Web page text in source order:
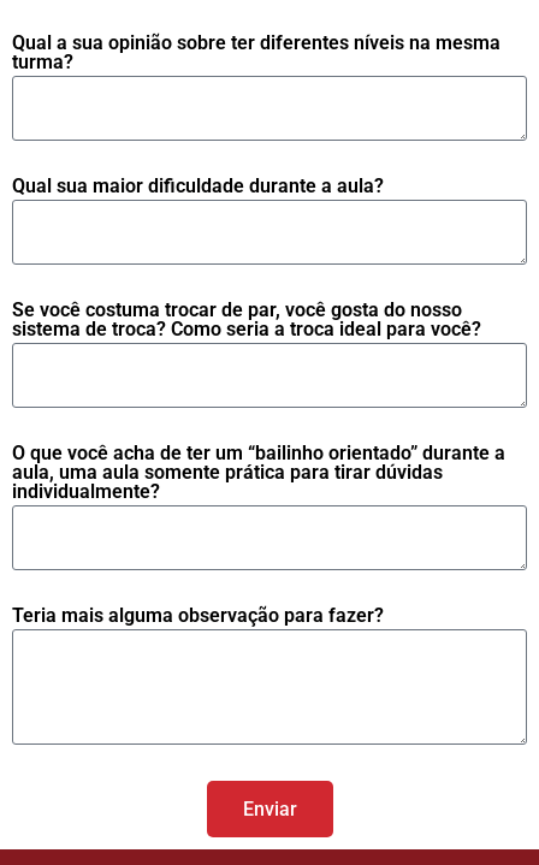
Qual a sua opinião sobre ter diferentes níveis na mesma
turma?
Qual sua maior dificuldade durante a aula?
Se você costuma trocar de par, você gosta do nosso
sistema de troca? Como seria a troca ideal para você?
O que você acha de ter um “bailinho orientado” durante a
aula, uma aula somente prática para tirar dúvidas
individualmente?
Teria mais alguma observação para fazer?
Enviar